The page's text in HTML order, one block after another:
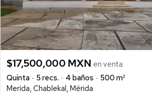
$17,500,000 MXN en venta
Quinta
5 recs. 4 baños
500 m²
Merida, Chablekal, Mérida